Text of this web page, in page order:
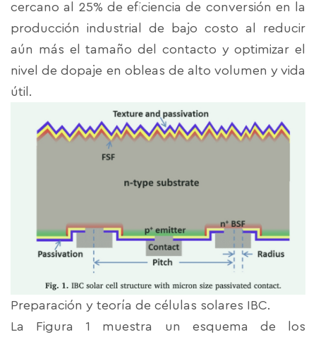
cercano al 25% de eficiencia de conversión en la
producción industrial de bajo costo al reducir
aún más el tamaño del contacto y optimizar el
nivel de dopaje en obleas de alto volumen y vida
útil.
Preparación y teoría de células solares IBC.
La Figura 1 muestra un esquema de los